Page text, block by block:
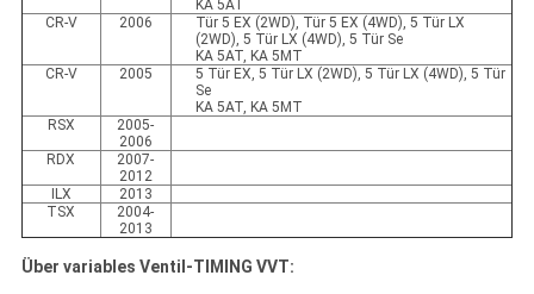
KA 5AT
CR-V
2006
Tür 5 EX (2WD), Tür 5 EX (4WD), 5 Tür LX
(2WD), 5 Tür LX (4WD), 5 Tür Se
KA 5AT, KA 5MT
CR-V
2005
5 Tür EX, 5 Tür LX (2WD), 5 Tür LX (4WD), 5 Tür
Se
KA 5AT, KA 5MT
RSX
2005-
2006
RDX
2007-
2012
ILX
2013
TSX
2004-
2013
Über variables Ventil-TIMING VVT: